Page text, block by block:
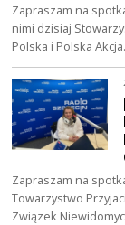
Zapraszam na
nimi dzisiaj
Polska i Polska
Zapraszam na
Towarzystwo
Związek